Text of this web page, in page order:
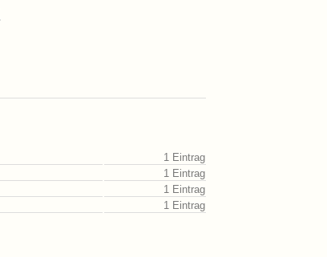
1 Eintrag
1 Eintrag
1 Eintrag
1 Eintrag